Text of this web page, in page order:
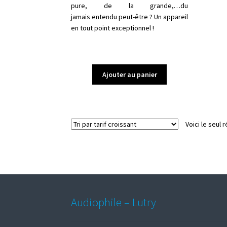
pure, de la grande,…du
jamais entendu peut-être ? Un appareil
en tout point exceptionnel !
Ajouter au panier
Voici le seul
Audiophile – Lutry